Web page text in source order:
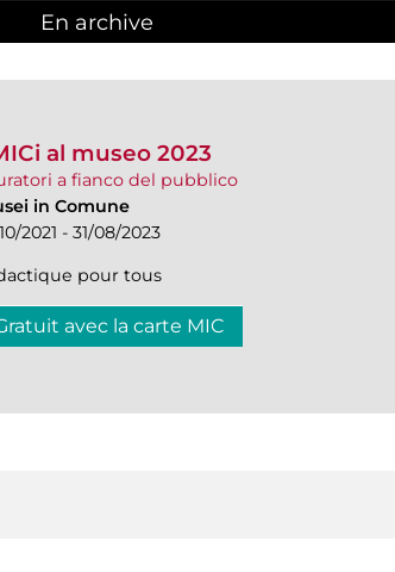
En archive
al museo 2023
a fianco del pubblico
in Comune
2021 - 31/08/2023
pour tous
avec la carte MIC